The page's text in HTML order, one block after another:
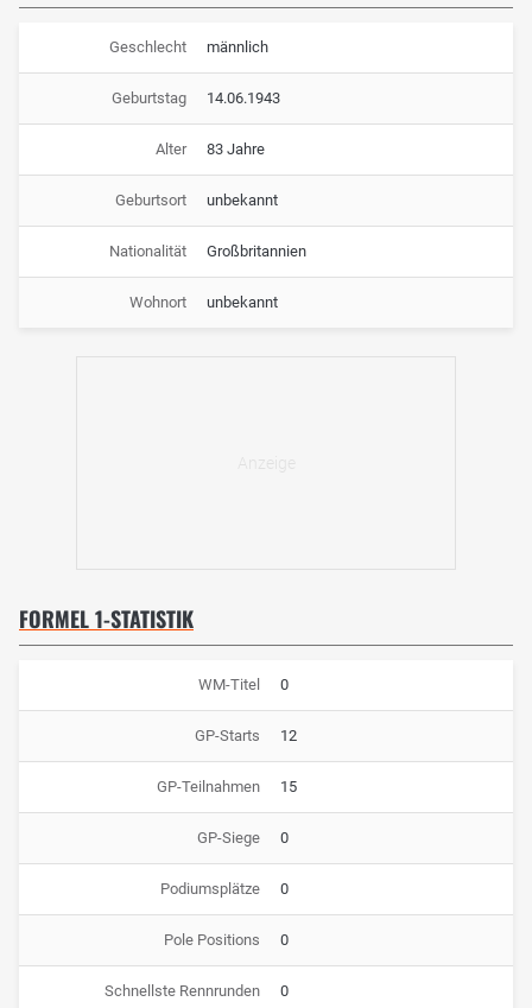
Geschlecht männlich
Geburtstag 14.06.1943
Alter 83 Jahre
Geburtsort unbekannt
Nationalität Großbritannien
Wohnort unbekannt
FORMEL 1-STATISTIK
WM-Titel 0
GP-Starts 12
GP-Teilnahmen 15
GP-Siege 0
Podiumsplätze 0
Pole Positions 0
Schnellste Rennrunden 0